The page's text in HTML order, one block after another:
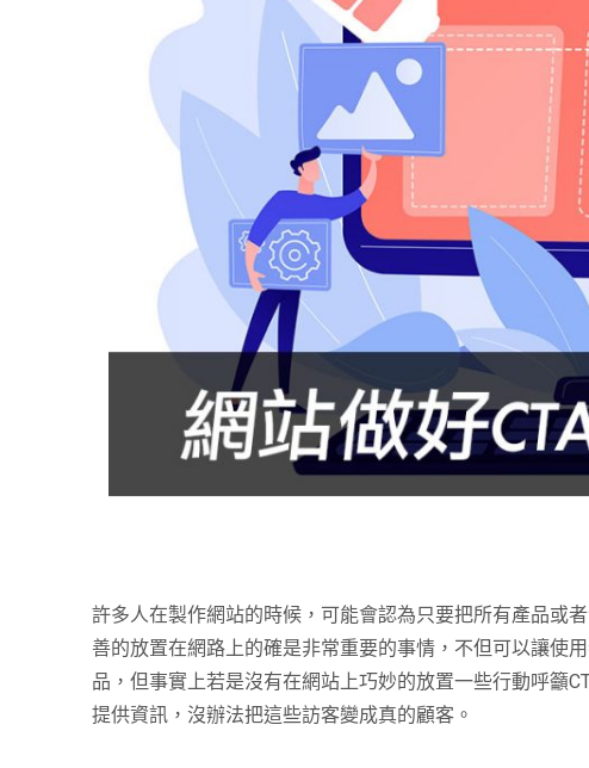
許多人在製作網站的時候，可能會認為只要把所有產品或
善的放置在網路上的確是非常重要的事情，不但可以讓使
品，但事實上若是沒有在網站上巧妙的放置一些行動呼籲
提供資訊，沒辦法把這些訪客變成真的顧客。